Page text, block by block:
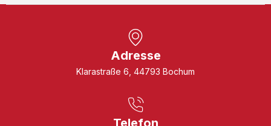
Adresse
Klarastraße 6, 44793 Bochum
Telefon